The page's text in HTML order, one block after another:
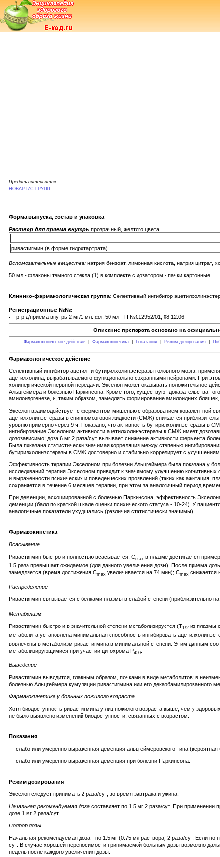
Представительство:
НОВАРТИС ГРУПП
Форма выпуска, состав и упаковка
Раствор для приема внутрь прозрачный, желтого цвета.
ривастигмин (в форме гидротартрата)
Вспомогательные вещества: натрия бензоат, лимонная кислота, натрия
50 мл - флаконы темного стекла (1) в комплекте с дозатором - пачки картонные.
Клинико-фармакологическая группа: Селективный ингибитор
Регистрационные №№:
р-р д/приема внутрь 2 мг/1 мл: фл. 50 мл - П №012952/01, 08.12.06
Описание препарата основано на
Фармакологическое действие Фармакокинетика Показания Режим дозирования
Фармакологическое действие
Селективный ингибитор ацетил- и бутирилхолинэстеразы головного мозга,
ацетилхолина, вырабатываемого функционально сохранными нейронами. При
холинергической нервной передачи. Экселон может оказывать положительное
Альцгеймера и болезнью Паркинсона. Кроме того, существуют доказательства
амилоидогенезе, и, таким образом, замедлять формирование амилоидных
Экселон взаимодействует с ферментом-мишенью с образованием ковалентной
ацетилхолинэстеразы в спинномозговой жидкости (СМЖ) снижается
уровню примерно через 9 ч. Показано, что активность бутирилхолинэстеразы в
ингибирование Экселоном активности ацетилхолинэстеразы в СМЖ имеет
дозозависимо; доза 6 мг 2 раза/сут вызывает снижение активности фермента
Была показана статистически значимая корреляция между степенью
бутирилхолинэстеразы в СМЖ достоверно и стабильно коррелирует с
Эффективность терапии Экселоном при болезни Альцгеймера была показана у
исследований терапия Экселоном приводит к значимому улучшению
и выраженности психических и поведенческих проявлений (таких как ажитация,
сохраняется в течение 6 месяцев терапии, при этом за аналогичный период
При деменции, ассоциированной с болезнью Паркинсона, эффективность
деменции (балл по краткой шкале оценки психического статуса - 10-24). У
аналогичные показатели ухудшались (различия статистически значимы).
Фармакокинетика
Всасывание
Ривастигмин быстро и полностью всасывается. Cmax в плазме достигается
1.5 раза превышает ожидаемое (для данного увеличения дозы). После приема
замедляется (время достижения Cmax увеличивается на 74 мин); Cmax снижается
Распределение
Ривастигмин связывается с белками плазмы в слабой степени (приблизительно
Метаболизм
Ривастигмин быстро и в значительной степени метаболизируется (T1/2 из плазмы
метаболита установлена минимальная способность ингибировать
вовлечены в метаболизм ривастигмина в минимальной степени. Этим данным
метаболизирующимися при участии цитохрома Р450
Выведение
Ривастигмин выводится, главным образом, почками в виде метаболитов; в
болезнью Альцгеймера кумуляции ривастигмина или его декарбамилированного
Фармакокинетика у больных пожилого возраста
Хотя биодоступность ривастигмина у лиц пожилого возраста выше, чем у
не было выявлено изменений биодоступности, связанных с возрастом.
Показания
— слабо или умеренно выраженная деменция альцгеймеровского типа (вероятная
— слабо или умеренно выраженная деменция при болезни Паркинсона.
Режим дозирования
Экселон следует принимать 2 раза/сут, во время завтрака и ужина.
Начальная рекомендуемая доза составляет по 1.5 мг 2 раза/сут. При применении
дозе 1 мг 2 раза/сут.
Подбор дозы
Начальная рекомендуемая доза - по 1.5 мг (0.75 мл раствора) 2 раза/сут. Если
сут. В случае хорошей переносимости принимаемой больным дозы возможно
недель после каждого увеличения дозы.